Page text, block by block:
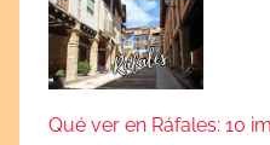
Qué ver en Ráfales: 10